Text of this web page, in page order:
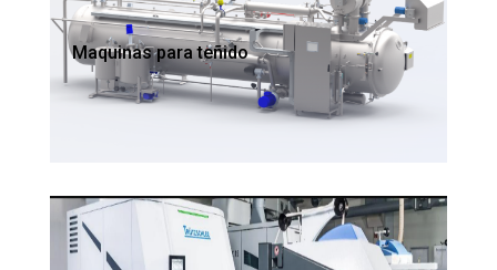
Maquinas para teñido